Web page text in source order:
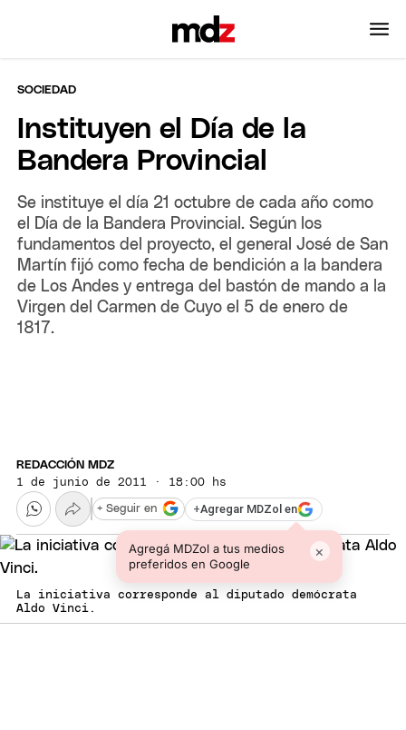
SOCIEDAD
Instituyen el Día de la
Bandera Provincial
Se instituye el día 21 octubre de cada año como
el Día de la Bandera Provincial. Según los
fundamentos del proyecto, el general José de San
Martín fijó como fecha de bendición a la bandera
de Los Andes y entrega del bastón de mando a la
Virgen del Carmen de Cuyo el 5 de enero de
1817.
REDACCIÓN MDZ
1 de junio de 2011 · 18:00 hs
+Agregar MDZol en
Agregá MDZol a tus medios
preferidos en Google
×
+ Seguir en
La iniciativa corresponde al diputado demócrata
Aldo Vinci.